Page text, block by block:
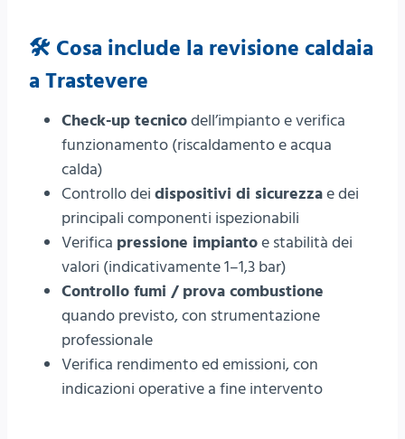
🛠️ Cosa include la revisione caldaia
a Trastevere
Check-up tecnicodell’impianto e verifica
funzionamento (riscaldamento e acqua
calda)
Controllo dei dispositivi di sicurezzae dei
principali componenti ispezionabili
Verifica pressione impiantoe stabilità dei
valori (indicativamente 1–1,3 bar)
Controllo fumi / prova combustione
quando previsto, con strumentazione
professionale
Verifica rendimento ed emissioni, con
indicazioni operative a fine intervento